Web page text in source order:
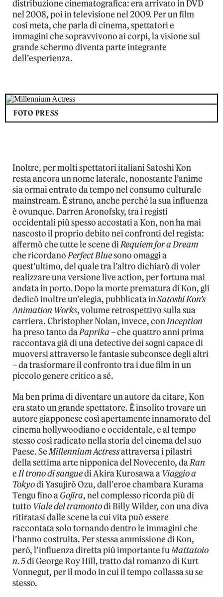
distribuzione cinematografica: era arrivato in DVD
nel 2008, poi in televisione nel 2009. Per un film
così meta, che parla di cinema, spettatori e
immagini che sopravvivono ai corpi, la visione sul
grande schermo diventa parte integrante
dell’esperienza.
FOTO PRESS
Inoltre, per molti spettatori italiani Satoshi Kon
resta ancora un nome laterale, nonostante l’anime
sia ormai entrato da tempo nel consumo culturale
mainstream. È strano, anche perché la sua influenza
è ovunque. Darren Aronofsky, tra i registi
occidentali più spesso accostati a Kon, non ha mai
nascosto il proprio debito nei confronti del regista:
affermò che tutte le scene diRequiem for a Dream
che ricordanoPerfect Bluesono omaggi a
quest’ultimo, del quale tra l’altro dichiarò di voler
realizzare una versione live action, per fortuna mai
andata in porto. Dopo la morte prematura di Kon, gli
dedicò inoltre un’elegia, pubblicata inSatoshi Kon’s
Animation Works, volume retrospettivo sulla sua
carriera. Christopher Nolan, invece, conInception
ha preso tanto daPaprika– che quattro anni prima
raccontava già di una detective dei sogni capace di
muoversi attraverso le fantasie subconsce degli altri
– da trasformare il confronto tra i due film in un
piccolo genere critico a sé.
Ma ben prima di diventare un autore da citare, Kon
era stato un grande spettatore. È insolito trovare un
autore giapponese così apertamente innamorato del
cinema hollywoodiano e occidentale, e al tempo
stesso così radicato nella storia del cinema del suo
Paese. SeMillennium Actressattraversa i pilastri
della settima arte nipponica del Novecento, daRan
eIl trono di sanguedi Akira Kurosawa a Viaggio a
Tokyodi Yasujirō Ozu, dall’eroe chambara Kurama
Tengu fino aGojira, nel complesso ricorda più di
tutto Viale del tramontodi Billy Wilder, con una diva
ritiratasi dalle scene la cui vita può essere
raccontata solo tornando dentro le immagini che
l’hanno costruita. Per stessa ammissione di Kon,
però, l’influenza diretta più importante fuMattatoio
n. 5di George Roy Hill, tratto dal romanzo di Kurt
Vonnegut, per il modo in cui il tempo collassa su se
stesso.